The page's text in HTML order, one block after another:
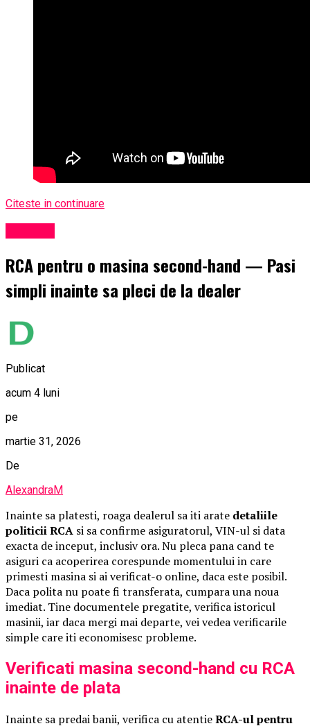
Citeste in continuare
RCA pentru o masina second-hand — Pasi
simpli inainte sa pleci de la dealer
Publicat
acum 4 luni
pe
martie 31, 2026
De
AlexandraM
Inainte sa platesti, roaga dealerul sa iti arate detaliile
politicii RCA si sa confirme asiguratorul, VIN-ul si data
exacta de inceput, inclusiv ora. Nu pleca pana cand te
asiguri ca acoperirea corespunde momentului in care
primesti masina si ai verificat-o online, daca este posibil.
Daca polita nu poate fi transferata, cumpara una noua
imediat. Tine documentele pregatite, verifica istoricul
masinii, iar daca mergi mai departe, vei vedea verificarile
simple care iti economisesc probleme.
Verificati masina second-hand cu RCA
inainte de plata
Inainte sa predai banii, verifica cu atentieRCA-ul pentru